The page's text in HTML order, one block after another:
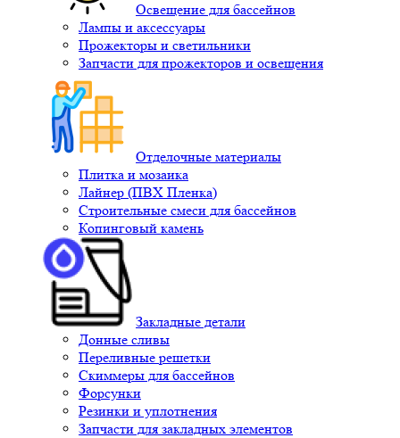
Освещение для бассейнов
Лампы и аксессуары
Прожекторы и светильники
Запчасти для прожекторов и освещения
Отделочные материалы
Плитка и мозаика
Лайнер (ПВХ Пленка)
Строительные смеси для бассейнов
Копинговый камень
Закладные детали
Донные сливы
Переливные решетки
Скиммеры для бассейнов
Форсунки
Резинки и уплотнения
Запчасти для закладных элементов